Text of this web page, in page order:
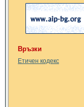
Връзки
Етичен кодекс